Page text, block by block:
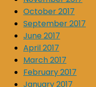
October 2017
September 2017
June 2017
April 2017
March 2017
February 2017
January 2017